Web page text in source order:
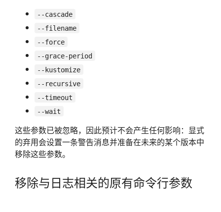
--cascade
--filename
--force
--grace-period
--kustomize
--recursive
--timeout
--wait
这些参数已被忽略，因此预计不会产生任何影响：显式
的弃用会设置一条警告消息并准备在未来的某个版本中
移除这些参数。
移除与日志相关的原有命令行参数